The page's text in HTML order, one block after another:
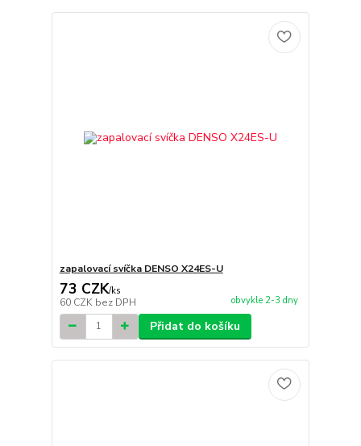
zapalovací svíčka DENSO X24ES-U
73 CZK/ks
60 CZK bez DPH obvykle 2-3 dny
Přidat do košíku